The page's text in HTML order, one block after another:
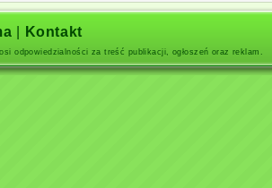
Kontakt
odpowiedzialności za treść publikacji, ogłoszeń oraz reklam.